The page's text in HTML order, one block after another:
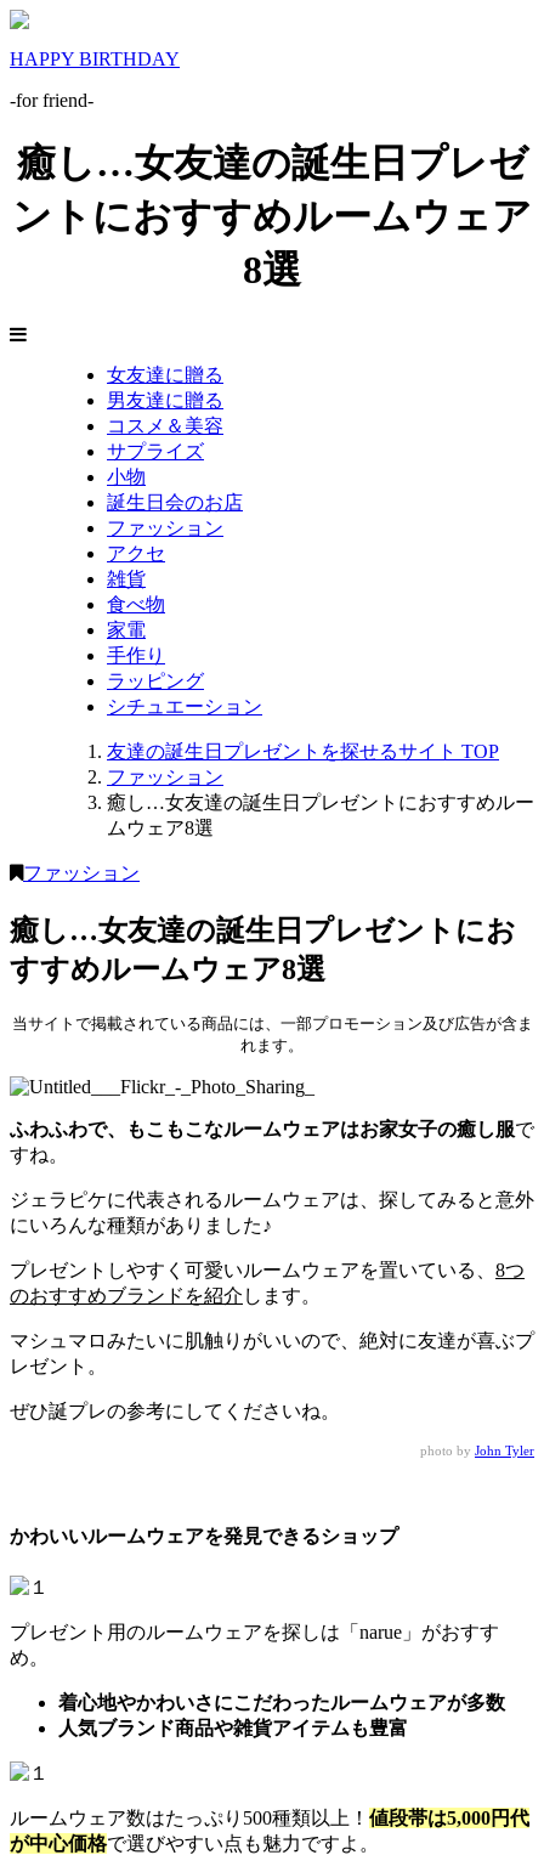
HAPPY BIRTHDAY
-for friend-
癒し…女友達の誕生日プレゼ
ントにおすすめルームウェア
8選
女友達に贈る
男友達に贈る
コスメ＆美容
サプライズ
小物
誕生日会のお店
ファッション
アクセ
雑貨
食べ物
家電
手作り
ラッピング
シチュエーション
友達の誕生日プレゼントを探せるサイト TOP
ファッション
癒し…女友達の誕生日プレゼントにおすすめルー
ムウェア8選
ファッション
癒し…女友達の誕生日プレゼントにお
すすめルームウェア8選
当サイトで掲載されている商品には、一部プロモーション及び広告が含ま
れます。
ふわふわで、もこもこなルームウェアはお家女子の癒し服で
すね。
ジェラピケに代表されるルームウェアは、探してみると意外
にいろんな種類がありました♪
プレゼントしやすく可愛いルームウェアを置いている、 8つ
のおすすめブランドを紹介 します。
マシュマロみたいに肌触りがいいので、絶対に友達が喜ぶプ
レゼント。
ぜひ誕プレの参考にしてくださいね。
photo by John Tyler
かわいいルームウェアを発見できるショップ
プレゼント用のルームウェアを探しは「narue」がおすす
め。
着心地やかわいさにこだわったルームウェアが多数
人気ブランド商品や雑貨アイテムも豊富
ルームウェア数はたっぷり500種類以上！ 値段帯は5,000円代
が中心価格で選びやすい点も魅力ですよ。